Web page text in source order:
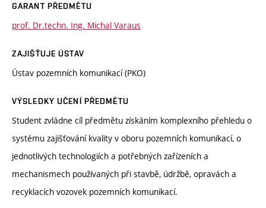
GARANT PŘEDMĚTU
prof. Dr.techn. Ing. Michal Varaus
ZAJIŠŤUJE ÚSTAV
Ústav pozemních komunikací (PKO)
VÝSLEDKY UČENÍ PŘEDMĚTU
Student zvládne cíl předmětu získáním komplexního přehledu o
systému zajišťování kvality v oboru pozemních komunikací, o
jednotlivých technologiích a potřebných zařízeních a
mechanismech používaných při stavbě, údržbě, opravách a
recyklacích vozovek pozemních komunikací.